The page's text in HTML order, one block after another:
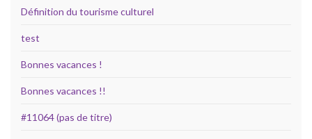
Définition du tourisme culturel
test
Bonnes vacances !
Bonnes vacances !!
#11064 (pas de titre)